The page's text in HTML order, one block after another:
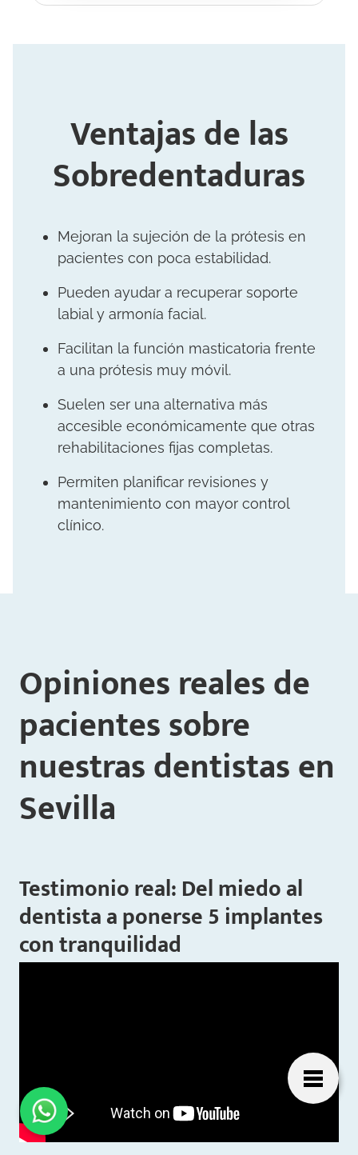
Ventajas de las
Sobredentaduras
Mejoran la sujeción de la prótesis en
pacientes con poca estabilidad.
Pueden ayudar a recuperar soporte
labial y armonía facial.
Facilitan la función masticatoria frente
a una prótesis muy móvil.
Suelen ser una alternativa más
accesible económicamente que otras
rehabilitaciones fijas completas.
Permiten planificar revisiones y
mantenimiento con mayor control
clínico.
Opiniones reales de
pacientes sobre
nuestras dentistas en
Sevilla
Testimonio real: Del miedo al
dentista a ponerse 5 implantes
con tranquilidad